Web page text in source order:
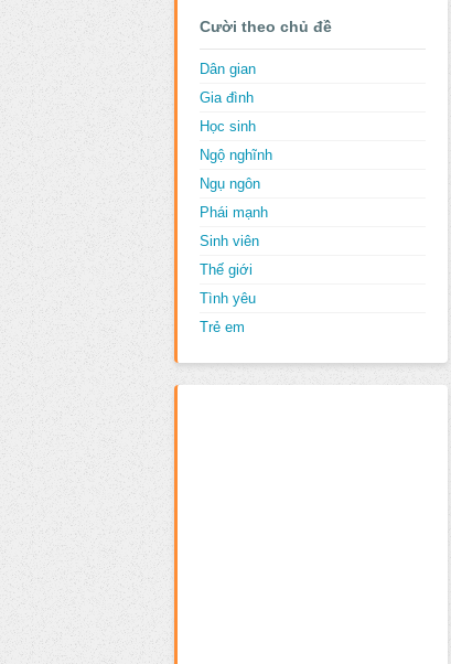
Cười theo chủ đề
Dân gian
Gia đình
Học sinh
Ngộ nghĩnh
Ngụ ngôn
Phái mạnh
Sinh viên
Thế giới
Tình yêu
Trẻ em